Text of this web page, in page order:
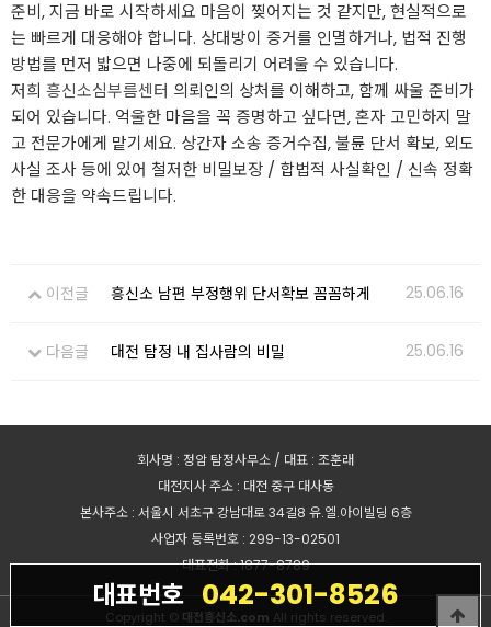
준비, 지금 바로 시작하세요 마음이 찢어지는 것 같지만, 현실적으로
는 빠르게 대응해야 합니다. 상대방이 증거를 인멸하거나, 법적 진행
방법를 먼저 밟으면 나중에 되돌리기 어려울 수 있습니다.
저희 흥신소심부름센터 의뢰인의 상처를 이해하고, 함께 싸울 준비가
되어 있습니다. 억울한 마음을 꼭 증명하고 싶다면, 혼자 고민하지 말
고 전문가에게 맡기세요. 상간자 소송 증거수집, 불륜 단서 확보, 외도
사실 조사 등에 있어 철저한 비밀보장 / 합법적 사실확인 / 신속 정확
한 대응을 약속드립니다.
이전글 흥신소 남편 부정행위 단서확보 꼼꼼하게 25.06.16
다음글 대전 탐정 내 집사람의 비밀 25.06.16
대표번호 042-301-8526
회사명 : 정암 탐정사무소 / 대표 : 조훈래
대전지사 주소 : 대전 중구 대사동
본사주소 : 서울시 서초구 강남대로 34길8 유.엘.아이빌딩 6층
사업자 등록번호 : 299-13-02501
대표전화 : 1877-8789
Copyright © 대전흥신소.com All rights reserved.